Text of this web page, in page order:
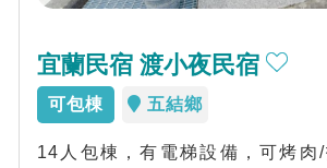
宜蘭民宿 渡小夜民宿
可包棟 五結鄉
14人包棟，有電梯設備，可烤肉